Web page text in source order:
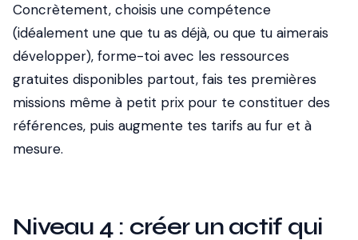
Concrètement, choisis une compétence
(idéalement une que tu as déjà, ou que tu aimerais
développer), forme-toi avec les ressources
gratuites disponibles partout, fais tes premières
missions même à petit prix pour te constituer des
références, puis augmente tes tarifs au fur et à
mesure.
Niveau 4 : créer un actif qui